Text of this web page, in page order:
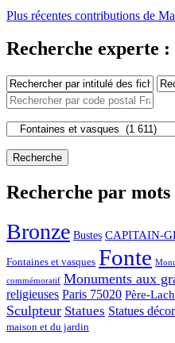
Plus récentes contributions de
Recherche experte :
Recherche par mots
Bronze Bustes CAPITAIN-
Fontaines et vasques Fonte
commémoratif Monuments aux
religieuses Paris 75020 Père-
Sculpteur Statues Statues
maison et du jardin